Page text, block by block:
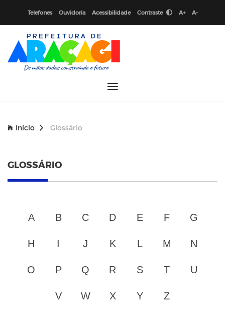
Telefones Ouvidoria Acessibilidade Contraste A+ A-
Início Glossário
GLOSSÁRIO
A B C D E F G
H I J K L M N
O P Q R S T U
V W X Y Z